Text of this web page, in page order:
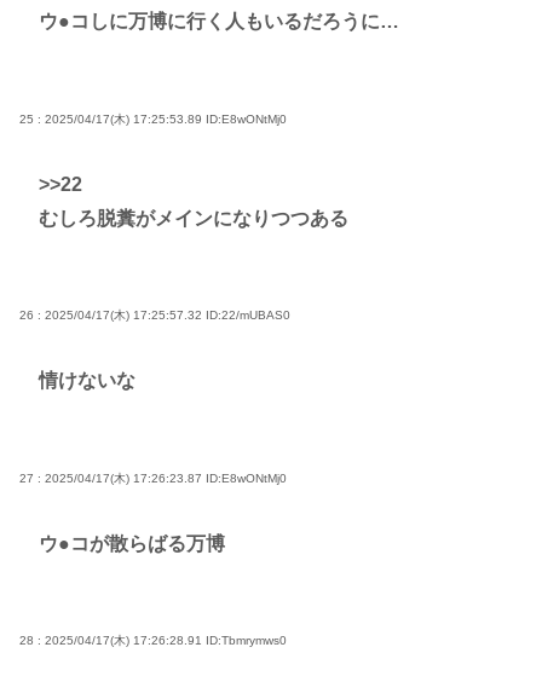
ウ●コしに万博に行く人もいるだろうに…
25 : 2025/04/17(木) 17:25:53.89 ID:E8wONtMj0
>>22
むしろ脱糞がメインになりつつある
26 : 2025/04/17(木) 17:25:57.32 ID:22/mUBAS0
情けないな
27 : 2025/04/17(木) 17:26:23.87 ID:E8wONtMj0
ウ●コが散らばる万博
28 : 2025/04/17(木) 17:26:28.91 ID:Tbmrymws0